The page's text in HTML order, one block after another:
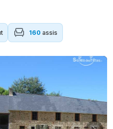
160 assis